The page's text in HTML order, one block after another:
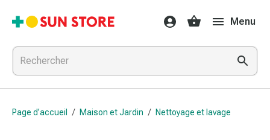
Médicaments
et
traitements
Refroidissement
et
grippe
contre
Menu
Page d’accueil / Maison et Jardin / Nettoyage et lavage